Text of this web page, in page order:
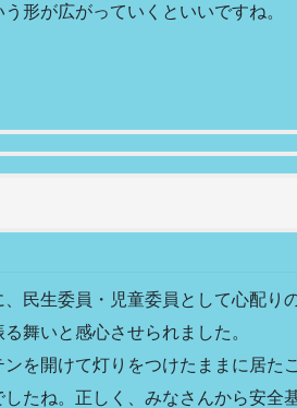
形が広がっていくといいですね。
民生委員・児童委員として心配り
舞いと感心させられました。
を開けて灯りをつけたままに居た
たね。正しく、みなさんから安全